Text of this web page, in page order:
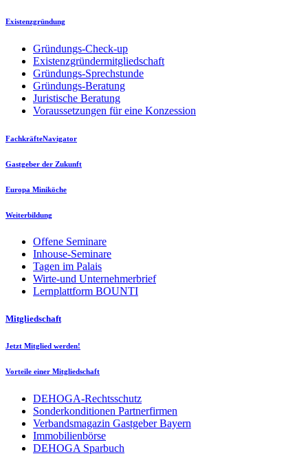
Existenzgründung
Gründungs-Check-up
Existenzgründermitgliedschaft
Gründungs-Sprechstunde
Gründungs-Beratung
Juristische Beratung
Voraussetzungen für eine Konzession
FachkräfteNavigator
Gastgeber der Zukunft
Europa Miniköche
Weiterbildung
Offene Seminare
Inhouse-Seminare
Tagen im Palais
Wirte-und Unternehmerbrief
Lernplattform BOUNTI
Mitgliedschaft
Jetzt Mitglied werden!
Vorteile einer Mitgliedschaft
DEHOGA-Rechtsschutz
Sonderkonditionen Partnerfirmen
Verbandsmagazin Gastgeber Bayern
Immobilienbörse
DEHOGA Sparbuch